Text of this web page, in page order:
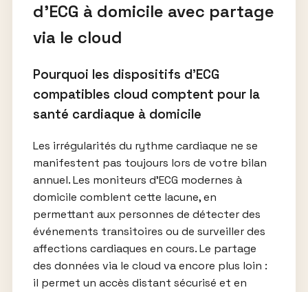
d’ECG à domicile avec partage
via le cloud
Pourquoi les dispositifs d’ECG
compatibles cloud comptent pour la
santé cardiaque à domicile
Les irrégularités du rythme cardiaque ne se
manifestent pas toujours lors de votre bilan
annuel. Les moniteurs d’ECG modernes à
domicile comblent cette lacune, en
permettant aux personnes de détecter des
événements transitoires ou de surveiller des
affections cardiaques en cours. Le partage
des données via le cloud va encore plus loin :
il permet un accès distant sécurisé et en